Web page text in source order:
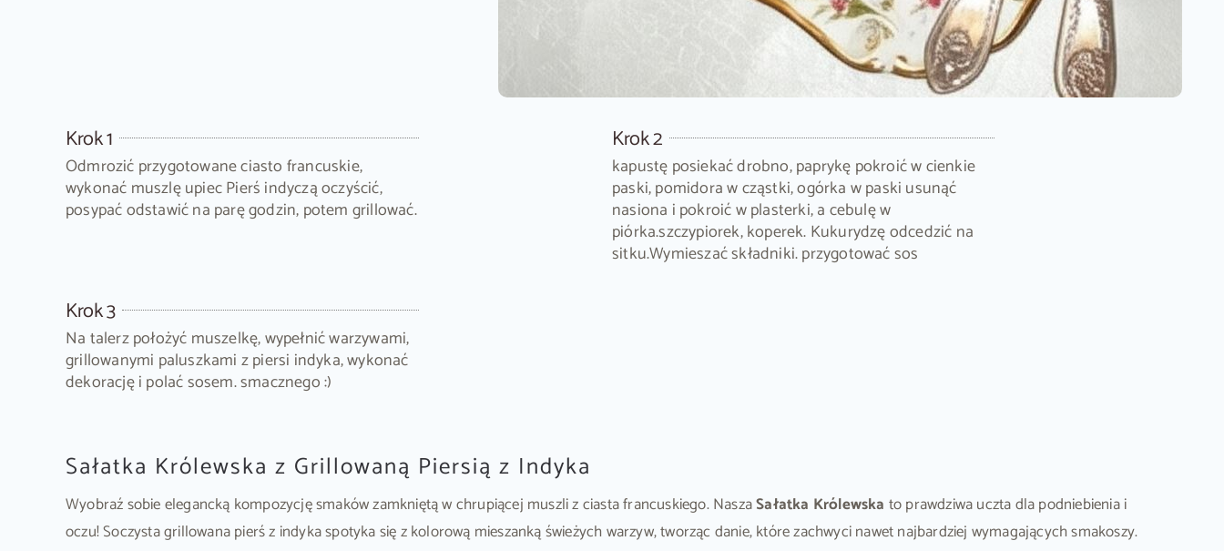
Krok 1
Odmrozić przygotowane ciasto francuskie,
wykonać muszlę upiec Pierś indyczą oczyścić,
posypać odstawić na parę godzin, potem grillować.
Krok 2
kapustę posiekać drobno, paprykę pokroić w cienkie
paski, pomidora w cząstki, ogórka w paski usunąć
nasiona i pokroić w plasterki, a cebulę w
piórka.szczypiorek, koperek. Kukurydzę odcedzić na
sitku.Wymieszać składniki. przygotować sos
Krok 3
Na talerz położyć muszelkę, wypełnić warzywami,
grillowanymi paluszkami z piersi indyka, wykonać
dekorację i polać sosem. smacznego :)
Sałatka Królewska z Grillowaną Piersią z Indyka
Wyobraź sobie elegancką kompozycję smaków zamkniętą w chrupiącej muszli z ciasta francuskiego. NaszaSałatka Królewska to prawdziwa uczta dla podniebienia i
oczu! Soczysta grillowana pierś z indyka spotyka się z kolorową mieszanką świeżych warzyw, tworząc danie, które zachwyci nawet najbardziej wymagających smakoszy.